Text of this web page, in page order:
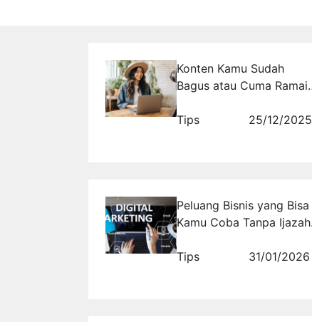
Konten Kamu Sudah
Bagus atau Cuma Ramai
Sering Bikin Kaget
Tips 25/12/2025
Peluang Bisnis yang Bisa
Kamu Coba Tanpa Ijazah
Tips
31/01/2026